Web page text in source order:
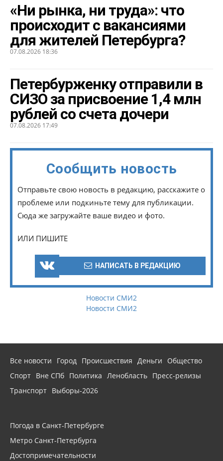
«Ни рынка, ни труда»: что
происходит с вакансиями
для жителей Петербурга?
07.08.2026 18:36
Петербурженку отправили в
СИЗО за присвоение 1,4 млн
рублей со счета дочери
07.08.2026 17:49
Сообщить новость
Отправьте свою новость в редакцию, расскажите о
проблеме или подкиньте тему для публикации.
Сюда же загружайте ваше видео и фото.
ИЛИ ПИШИТЕ
НАПИСАТЬ В РЕДАКЦИЮ
Новости СМИ2
Новости СМИ2
Все новости Город Происшествия Деньги
Общество
Спорт Вне СПб Политика Ленобласть Пресс-релизы
Транспорт Выборы-2026
Погода в Санкт-Петербурге
Метро Санкт-Петербурга
Достопримечательности